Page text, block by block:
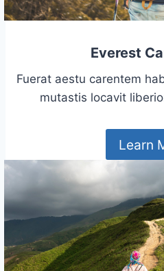
Everest
Fuerat aestu carentem
mutastis locavit
Learn